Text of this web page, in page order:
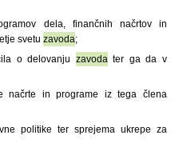
dela, finančnih načrtov in
svetu zavoda;
o delovanju zavodater ga da v
načrte in programe iz tega člena
politike ter sprejema ukrepe za